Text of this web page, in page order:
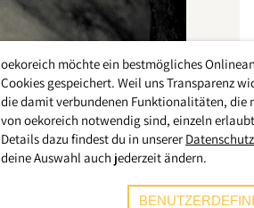
oekoreich möchte ein bestmögliches
Cookies gespeichert. Weil uns Transparenz
die damit verbundenen Funktionalitäten, die
von oekoreich notwendig sind, einzeln
Details dazu findest du in unserer
deine Auswahl auch jederzeit ändern.